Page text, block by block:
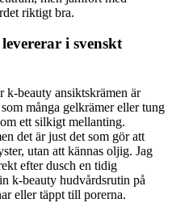
riktigt bra.
i svenskt
k-beauty ansiktskrämen är
många gelkrämer eller tung
ett silkigt mellanting.
det är just det som gör att
utan att kännas oljig. Jag
efter dusch en tidig
k-beauty hudvårdsrutin på
eller täppt till porerna.